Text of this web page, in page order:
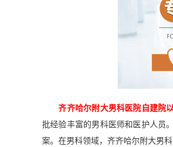
齐齐哈尔附大男科医院自建院
批经验丰富的男科医师和医护人员
案。在男科领域，齐齐哈尔附大男